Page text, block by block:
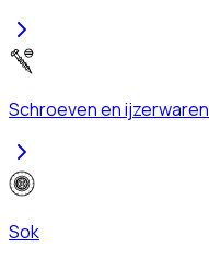
Schroeven en ijzerwaren
Sok